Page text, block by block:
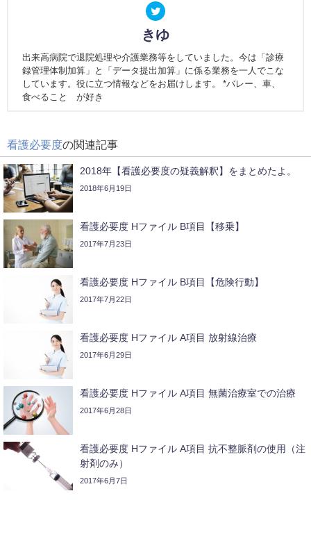
きゆ
出来高病院で退院処理や介護業務等をしていました。今は「診療
録管理体制加算」と「データ提出加算」に係る業務を一人でこな
しています。役に立つ情報などをお届けします。 *バレー、車、
食べること が好き
看護必要度の関連記事
2018年【看護必要度の疑義解釈】をまとめたよ。
2018年6月19日
看護必要度 Hファイル B項目【移乗】
2017年7月23日
看護必要度 Hファイル B項目【危険行動】
2017年7月22日
看護必要度 Hファイル A項目 放射線治療
2017年6月29日
看護必要度 Hファイル A項目 無菌治療室での治療
2017年6月28日
看護必要度 Hファイル A項目 抗不整脈剤の使用（注
射剤のみ）
2017年6月7日